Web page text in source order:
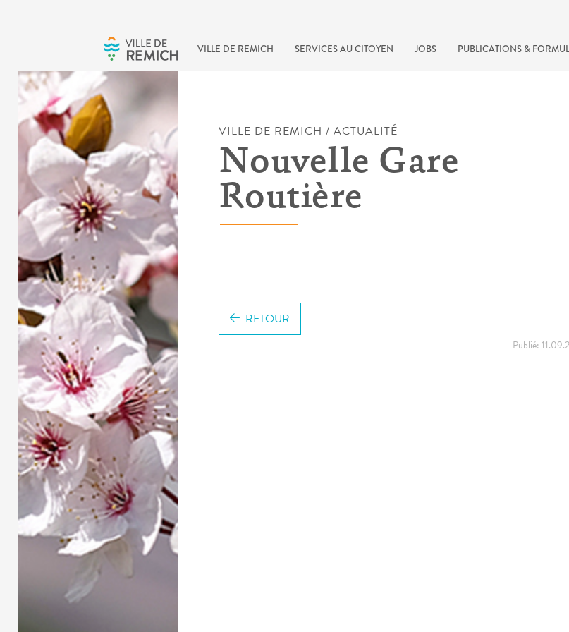
VILLE DE REMICH SERVICES AU CITOYEN JOBS PUBLICATIONS &
VILLE DE REMICH / ACTUALITÉ
Nouvelle Gare
Routière
Publié:
RETOUR